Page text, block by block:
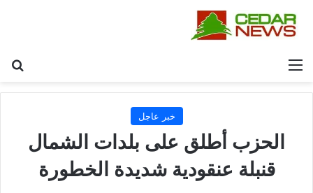
القائمة
خبر عاجل
الحزب أطلق على بلدات الشمال
قنبلة عنقودية شديدة الخطورة